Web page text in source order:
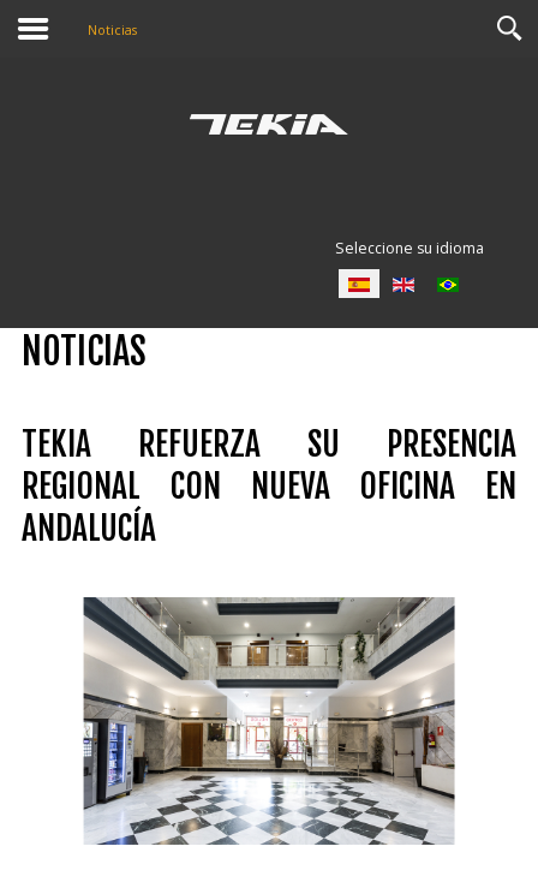
Noticias
Seleccione su idioma
NOTICIAS
TEKIA REFUERZA SU PRESENCIA
REGIONAL CON NUEVA OFICINA EN
ANDALUCÍA